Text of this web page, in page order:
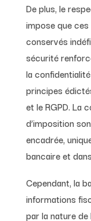
De plus, le
impose que
conservés
sécurité
la
principes
et le RGPD. La
d’imposition
encadrée,
bancaire et
Cependant, la
informations
par la nature de